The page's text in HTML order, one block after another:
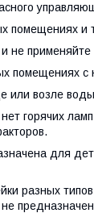
помещениях и
и не
помещениях
возле
горячих
для
разных